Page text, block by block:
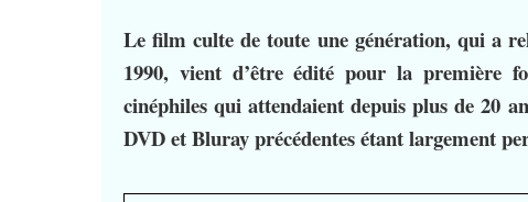
Le film culte de toute une génération, qui a
1990, vient d’être édité pour la première
cinéphiles qui attendaient depuis plus de 20
DVD et Bluray précédentes étant largement